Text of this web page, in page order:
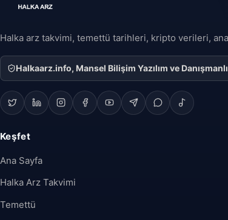
Halka arz takvimi, temettü tarihleri, kripto verileri,
Halkaarz.info, Mansel Bilişim Yazılım ve
Keşfet
Ana Sayfa
Halka Arz Takvimi
Temettü